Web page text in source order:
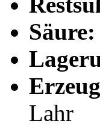
Säure:
Lahr